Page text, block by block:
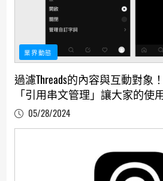
業界動態
過濾Threads的內容與互動對象
「引用串文管理」讓大家的使
05/28/2024